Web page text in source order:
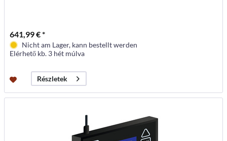
641,99 € *
Nicht am Lager, kann bestellt werden
Elérhető kb. 3 hét múlva
Részletek